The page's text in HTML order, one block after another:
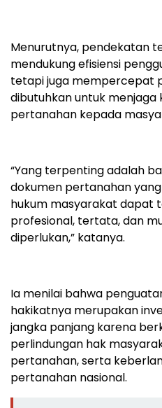
Menurutnya, pendekatan
mendukung efisiensi
tetapi juga mempercepat
dibutuhkan untuk menjaga
pertanahan kepada
“Yang terpenting adalah
dokumen pertanahan
hukum masyarakat dapat
profesional, tertata, dan
diperlukan,” katanya.
Ia menilai bahwa
hakikatnya merupakan
jangka panjang karena
perlindungan hak
pertanahan, serta
pertanahan nasional.